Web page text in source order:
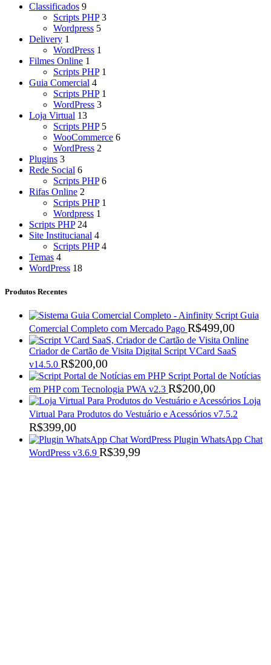
Classificados 9
Scripts PHP 3
Wordpress 5
Delivery 1
WordPress 1
Filmes Online 1
Scripts PHP 1
Guia Comercial 4
Scripts PHP 1
WordPress 3
Loja Virtual 13
Scripts PHP 5
WooCommerce 6
WordPress 2
Plugins 3
Rede Social 6
Scripts PHP 6
Rifas Online 2
Scripts PHP 1
Wordpress 1
Scripts PHP 24
Site Institucianal 4
Scripts PHP 4
Temas 4
WordPress 18
Produtos Recentes
Script Guia
Comercial Completo com Mercado Pago R$499,00
Criador de Cartão de Visita Digital Script VCard SaaS
v14.5.0 R$200,00
Script Portal de Notícias
em PHP com Tecnologia PWA v2.3 R$200,00
Loja
Virtual Para Produtos do Vestuário e Acessórios v7.5.2
R$399,00
Plugin WhatsApp Chat
WordPress v3.6.9 R$39,99